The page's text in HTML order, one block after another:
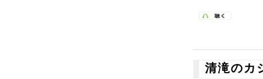
清滝のカ